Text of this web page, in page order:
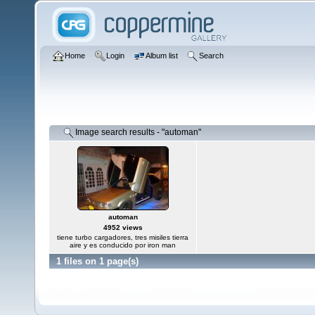
Home Login Album list Search
Image search results - "automan"
automan
4952 views
tiene turbo cargadores, tres misiles tierra
aire y es conducido por iron man
1 files on 1 page(s)